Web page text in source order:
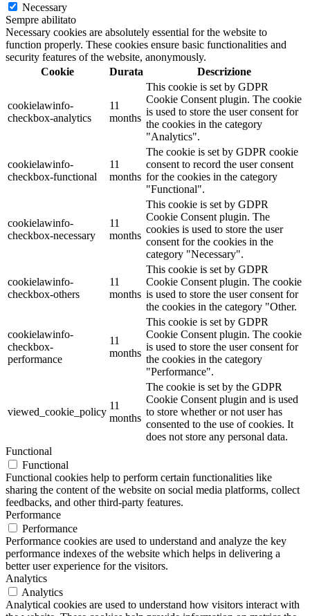
Necessary
Sempre abilitato
Necessary cookies are absolutely essential for the website to
function properly. These cookies ensure basic functionalities and
security features of the website, anonymously.
Cookie
Durata Descrizione
cookielawinfo-
checkbox-analytics
11
months
This cookie is set by GDPR
Cookie Consent plugin. The cookie
is used to store the user consent for
the cookies in the category
"Analytics".
cookielawinfo-
checkbox-functional
11
months
The cookie is set by GDPR cookie
consent to record the user consent
for the cookies in the category
"Functional".
cookielawinfo-
checkbox-necessary
11
months
This cookie is set by GDPR
Cookie Consent plugin. The
cookies is used to store the user
consent for the cookies in the
category "Necessary".
cookielawinfo-
checkbox-others
11
months
This cookie is set by GDPR
Cookie Consent plugin. The cookie
is used to store the user consent for
the cookies in the category "Other.
cookielawinfo-
checkbox-
performance
11
months
This cookie is set by GDPR
Cookie Consent plugin. The cookie
is used to store the user consent for
the cookies in the category
"Performance".
viewed_cookie_policy
11
months
The cookie is set by the GDPR
Cookie Consent plugin and is used
to store whether or not user has
consented to the use of cookies. It
does not store any personal data.
Functional
Functional
Functional cookies help to perform certain functionalities like
sharing the content of the website on social media platforms, collect
feedbacks, and other third-party features.
Performance
Performance
Performance cookies are used to understand and analyze the key
performance indexes of the website which helps in delivering a
better user experience for the visitors.
Analytics
Analytics
Analytical cookies are used to understand how visitors interact with